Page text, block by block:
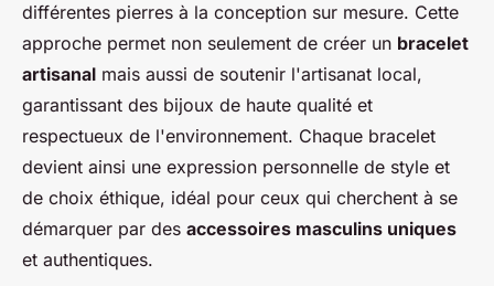
différentes pierres à la conception sur mesure. Cette
approche permet non seulement de créer un bracelet
artisanal mais aussi de soutenir l'artisanat local,
garantissant des bijoux de haute qualité et
respectueux de l'environnement. Chaque bracelet
devient ainsi une expression personnelle de style et
de choix éthique, idéal pour ceux qui cherchent à se
démarquer par des accessoires masculins uniques
et authentiques.